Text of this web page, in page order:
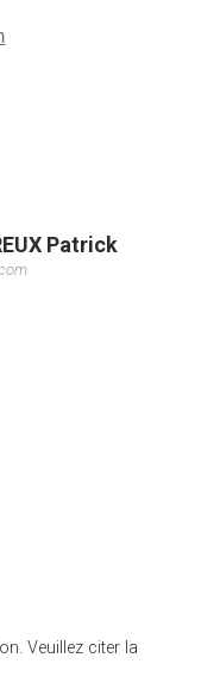
Patrick
Veuillez citer la